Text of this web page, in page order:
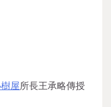
屋所長王承略傳授